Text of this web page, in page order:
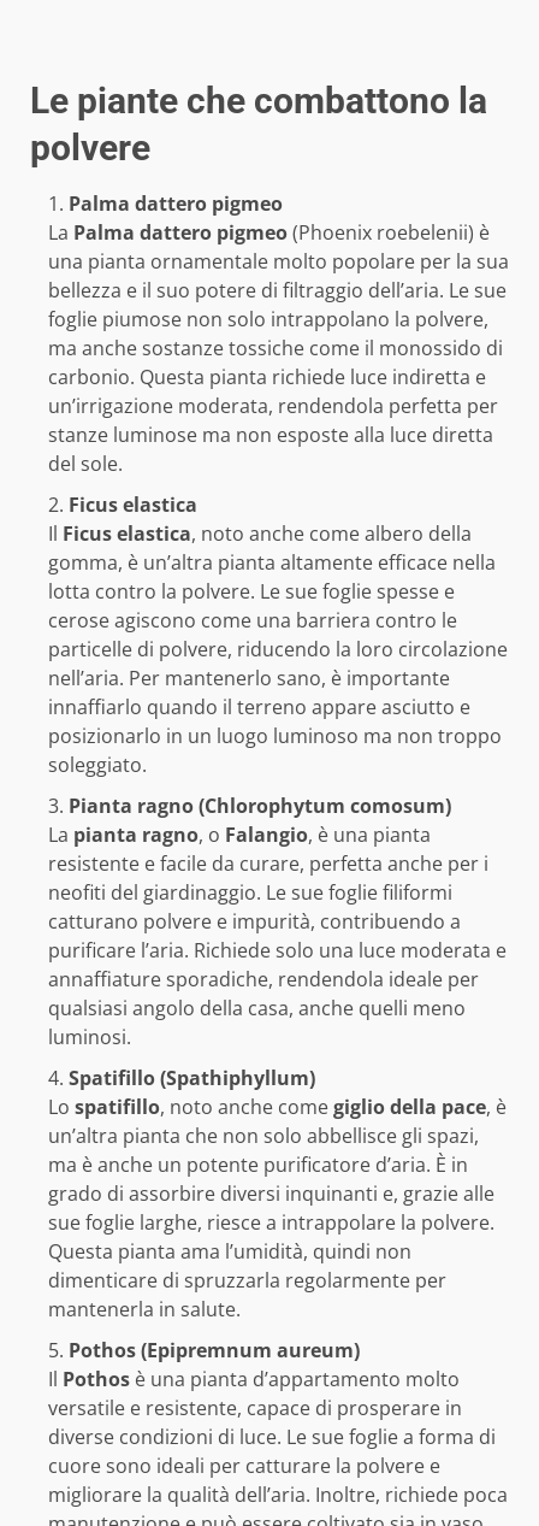
Le piante che combattono la
polvere
Palma dattero pigmeo
La Palma dattero pigmeo(Phoenix roebelenii) è
una pianta ornamentale molto popolare per la sua
bellezza e il suo potere di filtraggio dell’aria. Le sue
foglie piumose non solo intrappolano la polvere,
ma anche sostanze tossiche come il monossido di
carbonio. Questa pianta richiede luce indiretta e
un’irrigazione moderata, rendendola perfetta per
stanze luminose ma non esposte alla luce diretta
del sole.
Ficus elastica
Il Ficus elastica, noto anche come albero della
gomma, è un’altra pianta altamente efficace nella
lotta contro la polvere. Le sue foglie spesse e
cerose agiscono come una barriera contro le
particelle di polvere, riducendo la loro circolazione
nell’aria. Per mantenerlo sano, è importante
innaffiarlo quando il terreno appare asciutto e
posizionarlo in un luogo luminoso ma non troppo
soleggiato.
Pianta ragno (Chlorophytum comosum)
La pianta ragno, o Falangio, è una pianta
resistente e facile da curare, perfetta anche per i
neofiti del giardinaggio. Le sue foglie filiformi
catturano polvere e impurità, contribuendo a
purificare l’aria. Richiede solo una luce moderata e
annaffiature sporadiche, rendendola ideale per
qualsiasi angolo della casa, anche quelli meno
luminosi.
Spatifillo (Spathiphyllum)
Lo spatifillo, noto anche comegiglio della pace, è
un’altra pianta che non solo abbellisce gli spazi,
ma è anche un potente purificatore d’aria. È in
grado di assorbire diversi inquinanti e, grazie alle
sue foglie larghe, riesce a intrappolare la polvere.
Questa pianta ama l’umidità, quindi non
dimenticare di spruzzarla regolarmente per
mantenerla in salute.
Pothos (Epipremnum aureum)
Il Pothos è una pianta d’appartamento molto
versatile e resistente, capace di prosperare in
diverse condizioni di luce. Le sue foglie a forma di
cuore sono ideali per catturare la polvere e
migliorare la qualità dell’aria. Inoltre, richiede poca